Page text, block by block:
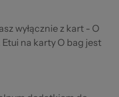
wyłącznie z kart - O
na karty O bag jest